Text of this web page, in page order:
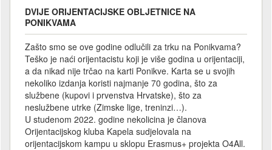
DVIJE ORIJENTACIJSKE OBLJETNICE NA
PONIKVAMA
Zašto smo se ove godine odlučili za trku na Ponikvama?
Teško je naći orijentacistu koji je više godina u orijentaciji,
a da nikad nije trčao na karti Ponikve. Karta se u svojih
nekoliko izdanja koristi najmanje 70 godina, što za
službene (kupovi i prvenstva Hrvatske), što za
neslužbene utrke (Zimske lige, treninzi…).
U studenom 2022. godine nekolicina je članova
Orijentacijskog kluba Kapela sudjelovala na
orijentacijskom kampu u sklopu Erasmus+ projekta O4All.